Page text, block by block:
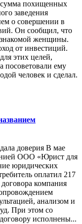
похищенных
заведения
о совершении в
Он сообщил, что
женщины.
от инвестиций.
этих целей,
ему
человек и сделал.
доверия В мае
ООО «Юрист для
юридических
оплатил 217
компания
анализом и
При этом со
исполнены...